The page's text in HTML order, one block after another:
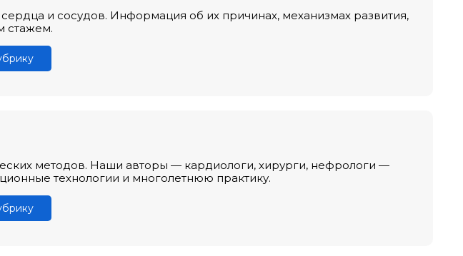
и сосудов. Информация об их причинах, механизмах развития,
стажем.
методов. Наши авторы — кардиологи, хирурги, нефрологи —
технологии и многолетнюю практику.